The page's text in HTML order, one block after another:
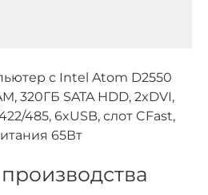
с Intel Atom D2550
320ГБ SATA HDD, 2xDVI,
485, 6xUSB, слот CFast,
65Вт